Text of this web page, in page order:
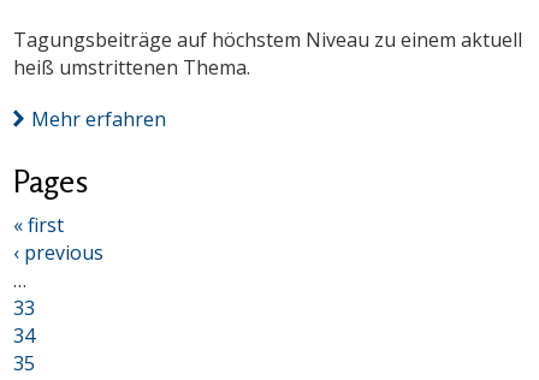
Tagungsbeiträge auf höchstem Niveau zu einem aktuell
heiß umstrittenen Thema.
Mehr erfahren
Pages
« first
‹ previous
…
33
34
35